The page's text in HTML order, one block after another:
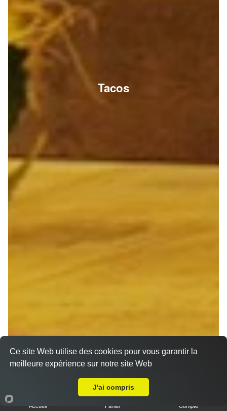
Tacos
Accueil Panier Compte
Ce site Web utilise des cookies pour vous garantir la
meilleure expérience sur notre site Web
J'ai compris